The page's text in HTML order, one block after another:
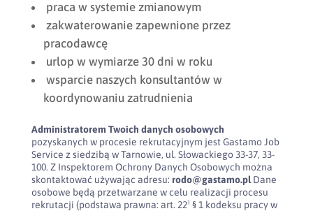
praca w systemie zmianowym
zakwaterowanie zapewnione przez
pracodawcę
urlop w wymiarze 30 dni w roku
wsparcie naszych konsultantów w
koordynowaniu zatrudnienia
Administratorem Twoich danych osobowych
pozyskanych w procesie rekrutacyjnym jest Gastamo Job
Service z siedzibą w Tarnowie, ul. Słowackiego 33-37, 33-
100. Z Inspektorem Ochrony Danych Osobowych można
skontaktować używając adresu: rodo@gastamo.plDane
osobowe będą przetwarzane w celu realizacji procesu
rekrutacji (podstawa prawna: art. 22¹ § 1 kodeksu pracy w